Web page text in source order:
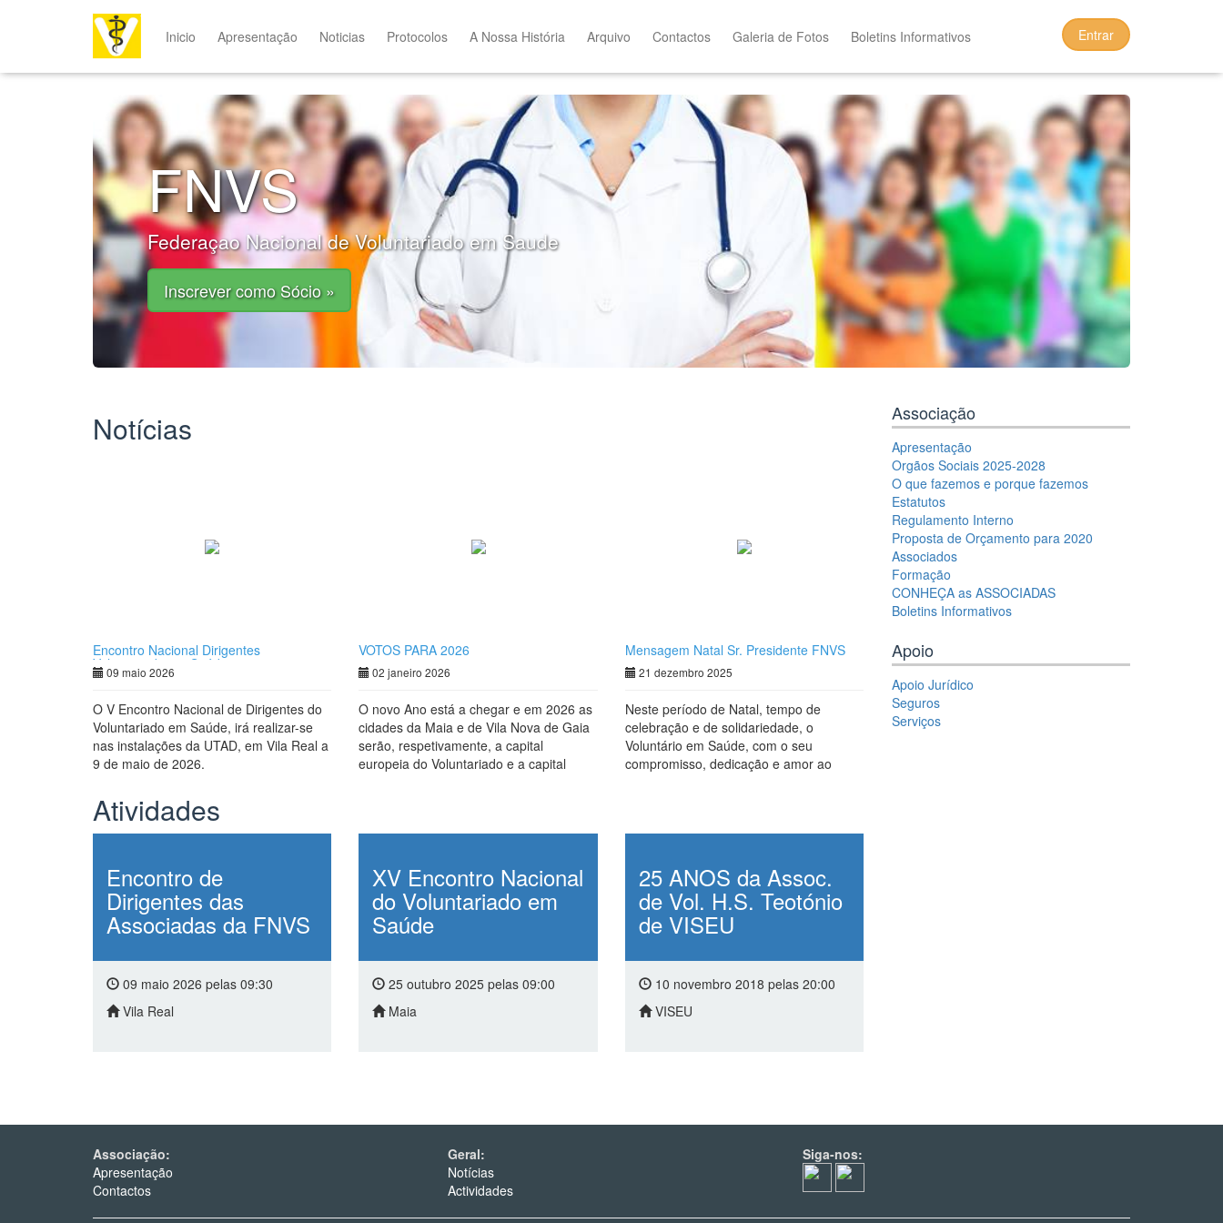
Inicio Apresentação Noticias Protocolos A Nossa História Arquivo Contactos Galeria de Fotos Boletins Informativos Entrar
FNVS
Federaçao Nacional de Voluntariado em Saude
Inscrever como Sócio »
Notícias
Encontro Nacional Dirigentes
Voluntariado em Saúde
09 maio 2026
O V Encontro Nacional de Dirigentes do
Voluntariado em Saúde, irá realizar-se
nas instalações da UTAD, em Vila Real a
9 de maio de 2026.
VOTOS PARA 2026
02 janeiro 2026
O novo Ano está a chegar e em 2026 as
cidades da Maia e de Vila Nova de Gaia
serão, respetivamente, a capital
europeia do Voluntariado e a capital
Mensagem Natal Sr. Presidente FNVS
21 dezembro 2025
Neste período de Natal, tempo de
celebração e de solidariedade, o
Voluntário em Saúde, com o seu
compromisso, dedicação e amor ao
Atividades
Encontro de
Dirigentes das
Associadas da FNVS
09 maio 2026 pelas 09:30
Vila Real
XV Encontro Nacional
do Voluntariado em
Saúde
25 outubro 2025 pelas 09:00
Maia
25 ANOS da Assoc.
de Vol. H.S. Teotónio
de VISEU
10 novembro 2018 pelas 20:00
VISEU
Associação
Apresentação
Orgãos Sociais 2025-2028
O que fazemos e porque fazemos
Estatutos
Regulamento Interno
Proposta de Orçamento para 2020
Associados
Formação
CONHEÇA as ASSOCIADAS
Boletins Informativos
Apoio
Apoio Jurídico
Seguros
Serviços
Associação:
Apresentação
Contactos
Geral:
Notícias
Actividades
Siga-nos: